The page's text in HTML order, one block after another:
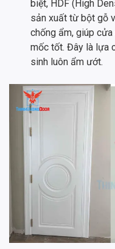
biệt, HDF (High
sản xuất từ bột gỗ
chống ẩm, giúp
mốc tốt. Đây là lựa
sinh luôn ẩm ướt.